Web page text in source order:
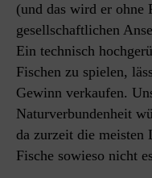
(und das wird er ohne
gesellschaftlichen
Ein technisch
Fischen zu spielen,
Gewinn verkaufen.
Naturverbundenheit
da zurzeit die meisten
Fische sowieso nicht